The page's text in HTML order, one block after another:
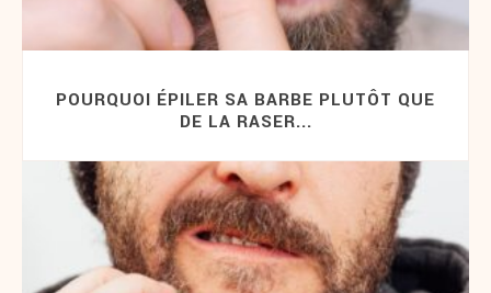
POURQUOI ÉPILER SA BARBE PLUTÔT QUE
DE LA RASER...